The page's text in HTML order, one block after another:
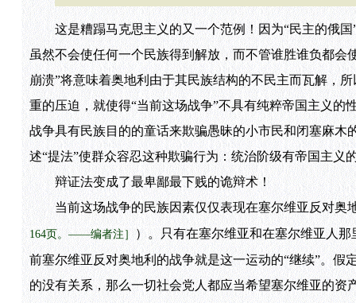
这是糟蹋马克思主义的又一个范例！因为“民主的俄国
虽然不会使任何一个民族得到解放，而不管谁胜谁负都会
崩溃”将意味着奥地利由于其民族结构的不民主而瓦解，
重的压迫，就使得“当前这场战争”不具有纯粹帝国主义的
战争具有民族目的的童话来欺骗愚昧的小市民和闭塞麻木
述“提法”使群众容忍这种欺骗行为：统治阶级有帝国主义
辩证法变成了最卑鄙最下贱的诡辩术！
当前这场战争的民族因素仅仅表现在塞尔维亚反对奥
164页。——编者注］
）。只有在塞尔维亚和在塞尔维亚人
前塞尔维亚反对奥地利的战争就是这一运动的“继续”。
的没有关系，那么一切社会党人都应当希望塞尔维亚的